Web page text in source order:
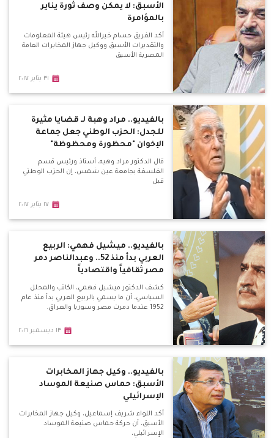
الأسبق: لا يمكن وصف ثورة يناير
بالمؤامرة
أكد الفريق حسام خيرالله رئيس هيئة المعلومات
والتقديرات الأسبق ووكيل جهاز المخابرات العامة
المصرية الأسبق
٣١ يناير ٢٠١٧
بالفيديو.. مراد وهبة لـ قضايا مثيرة
للجدل: الحزب الوطني جعل جماعة
الإخوان "محظورة ومحظوظة"
قال الدكتور مراد وهبه، أستاذ ورئيس قسم
الفلسفة بجامعة عين شمس، إن الحزب الوطني
قبل
١٧ يناير ٢٠١٧
بالفيديو.. ميشيل فهمي: الربيع
العربي بدأ منذ 52.. وعبدالناصر دمر
مصر ثقافياً واقتصادياً
كشف الدكتور ميشيل فهمي، الكاتب والمحلل
السياسي، أن ما يسمي بالربيع العربي بدأ منذ عام
1952 عندما دمرت مصر وسوريا والعراق.
١٣ ديسمبر ٢٠١٦
بالفيديو.. وكيل جهاز المخابرات
الأسبق: حماس صنيعة الموساد
الإسرائيلي
أكد اللواء شريف إسماعيل، وكيل جهاز المخابرات
الأسبق، أن حركة حماس صنيعة الموساد
الإسرائيلي،